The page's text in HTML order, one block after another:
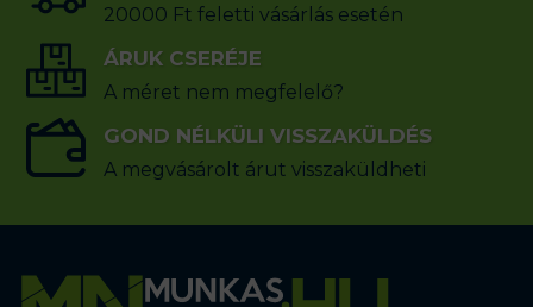
20000 Ft feletti vásárlás esetén
ÁRUK CSERÉJE
A méret nem megfelelő?
GOND NÉLKÜLI VISSZAKÜLDÉS
A megvásárolt árut visszaküldheti